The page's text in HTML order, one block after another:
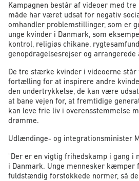
Kampagnen består af videoer med tre
måde har været udsat for negativ
omhandler problemstillinger, som er
unge kvinder i Danmark, som
kontrol, religiøs chikane,
genopdragelsesrejser og
De tre stærke kvinder i videoerne står
fortælling for at inspirere andre
den undertrykkelse, de kan være
at bane vejen for, at fremtidige
kan leve frie liv i overensstemmelse
drømme.
Udlændinge- og integrationsminister
"Der er en vigtig frihedskamp i gang i
i Danmark. Unge mennesker kæmper
fuldstændig forstokkede normer, så